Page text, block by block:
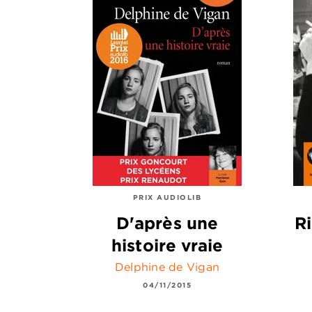
PRIX AUDIOLIB
D'après une
histoire vraie
Delphine de Vigan
04/11/2015